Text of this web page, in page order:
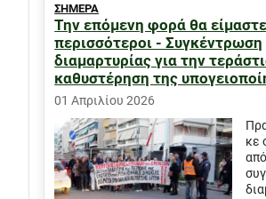
ΣΗΜΕΡΑ
Την επόμενη φορά θα είμαστε
περισσότεροι - Συγκέντρωση
διαμαρτυρίας για την
καθυστέρηση της
01 Απριλίου 2026
κε